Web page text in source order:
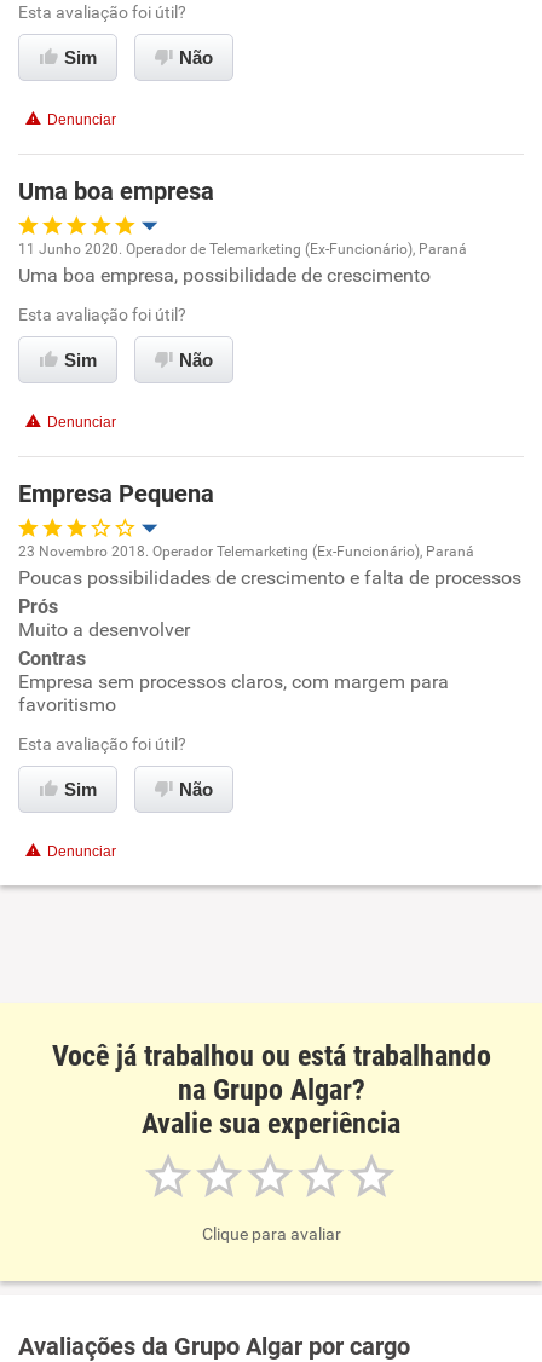
Ambiente de trabalho
Conciliação com a vida familiar
Recomenda esta empresa
Recomenda a diretoria
Esta avaliação foi útil?
Sim Não
Denunciar
Uma boa empresa
Oportunidade de promoção
Ambiente de trabalho
Benefícios
Recomenda esta empresa
11 Junho 2020. Operador de Telemarketing (Ex-Funcionário), Paraná
Uma boa empresa, possibilidade de crescimento
Esta avaliação foi útil?
Sim Não
Denunciar
Empresa Pequena
Oportunidade de promoção
Ambiente de trabalho
Conciliação com a vida familiar
Benefícios
Não recomenda a diretoria
23 Novembro 2018. Operador Telemarketing (Ex-Funcionário), Paraná
Poucas possibilidades de crescimento e falta de processos
Prós
Muito a desenvolver
Contras
Empresa sem processos claros, com margem para
favoritismo
Esta avaliação foi útil?
Sim Não
Denunciar
Você já trabalhou ou está trabalhando
na Grupo Algar?
Avalie sua experiência
Clique para avaliar
Avaliações da Grupo Algar por cargo